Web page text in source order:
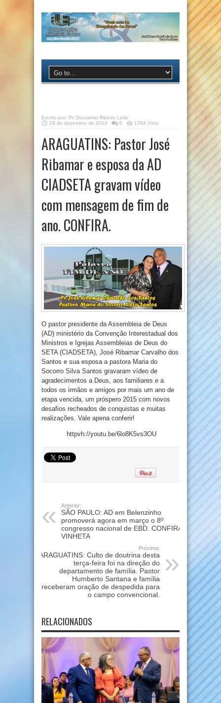
Escrito por: Pr. Deuramar Ribeiro Leite
29 de dezembro de 2014
0 1794 Visto
ARAGUATINS: Pastor José
Ribamar e esposa da AD
CIADSETA gravam vídeo
com mensagem de fim de
ano. CONFIRA.
O pastor presidente da Assembleia de Deus
(AD) ministério da Convenção Interestadual dos
Ministros e Igrejas Assembleias de Deus do
SETA (CIADSETA), José Ribamar Carvalho dos
Santos e sua esposa a pastora Maria do
Socorro Silva Santos gravaram vídeo de
agradecimentos a Deus, aos familiares e a
todos os irmãos e amigos por mais um ano de
etapa vencida, um próspero 2015 com novos
desafios recheados de conquistas e muitas
realizações. Vale apena conferir!
httpvh://youtu.be/6lo8K5vs3OU
Anterior:
SÃO PAULO: AD em Belenzinho
promoverá agora em março o 8º
congresso nacional de EBD. CONFIRA
VINHETA
Próxima:
ARAGUATINS: Culto de doutrina desta
terça-feira foi na direção do
departamento de família. Pastor
Humberto Santana e família
receberam oração de despedida para
o campo convencional.
RELACIONADOS